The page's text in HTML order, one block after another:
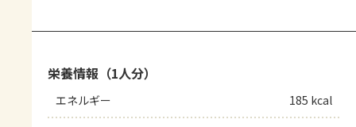
栄養情報（1人分）
エネルギー 185 kcal